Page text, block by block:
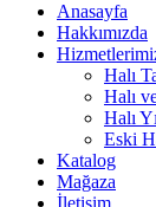
Anasayfa
Hakkımızda
Halı
Halı
Halı
Eski
Katalog
Mağaza
İletişim